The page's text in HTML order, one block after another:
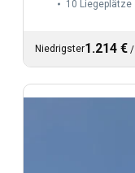
10 Liegeplätze
Niedrigster1.214 € /